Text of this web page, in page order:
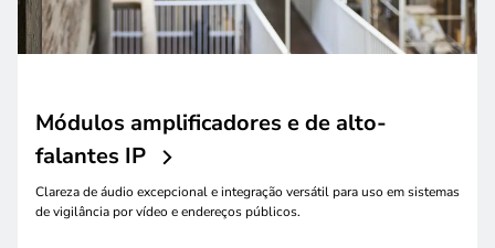
Módulos amplificadores e de alto-
falantes IP
Clareza de áudio excepcional e integração versátil para uso em sistemas
de vigilância por vídeo e endereços públicos.